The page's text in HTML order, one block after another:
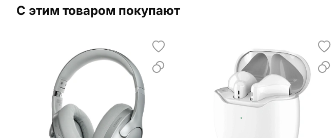
С этим товаром покупают